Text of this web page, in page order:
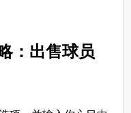
：出售球员